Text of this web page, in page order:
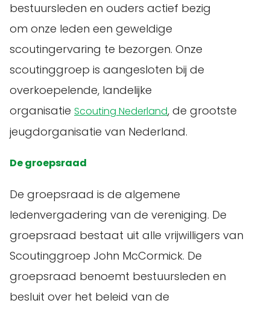
bestuursleden en ouders actief bezig
om onze leden een geweldige
scoutingervaring te bezorgen. Onze
scoutinggroep is aangesloten bij de
overkoepelende, landelijke
organisatie Scouting Nederland, de grootste
jeugdorganisatie van Nederland.
De groepsraad
De groepsraad is de algemene
ledenvergadering van de vereniging. De
groepsraad bestaat uit alle vrijwilligers van
Scoutinggroep John McCormick. De
groepsraad benoemt bestuursleden en
besluit over het beleid van de